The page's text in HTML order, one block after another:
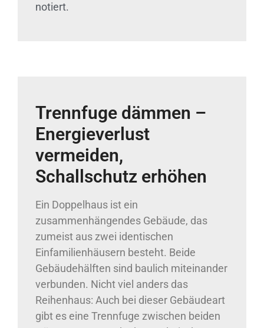
notiert.
Trennfuge dämmen –
Energieverlust
vermeiden,
Schallschutz erhöhen
Ein Doppelhaus ist ein
zusammenhängendes Gebäude, das
zumeist aus zwei identischen
Einfamilienhäusern besteht. Beide
Gebäudehälften sind baulich miteinander
verbunden. Nicht viel anders das
Reihenhaus: Auch bei dieser Gebäudeart
gibt es eine Trennfuge zwischen beiden